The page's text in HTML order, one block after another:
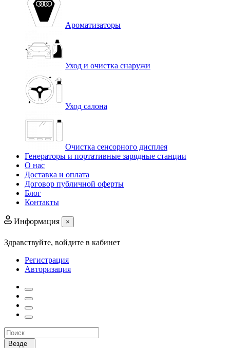
Ароматизаторы
Уход и очистка снаружи
Уход салона
Очистка сенсорного дисплея
Генераторы и портативные зарядные станции
О нас
Доставка и оплата
Договор публичной оферты
Блог
Контакты
Информация ×
Здравствуйте, войдите в кабинет
Регистрация
Авторизация
Везде